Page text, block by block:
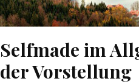
Selfmade im
der Vorstellung